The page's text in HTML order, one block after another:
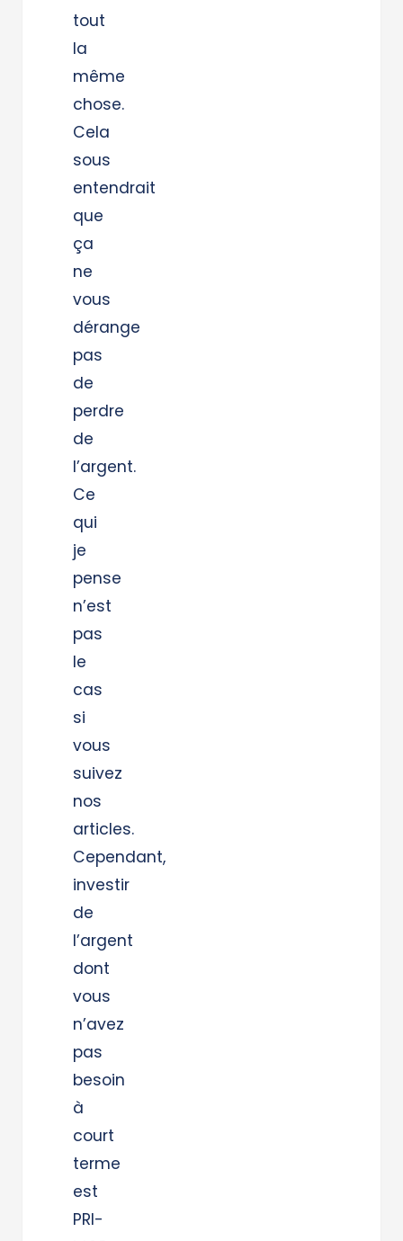
tout
la
même
chose.
Cela
sous
entendrait
que
ça
ne
vous
dérange
pas
de
perdre
de
l’argent.
Ce
qui
je
pense
n’est
pas
le
cas
si
vous
suivez
nos
articles.
Cependant,
investir
de
l’argent
dont
vous
n’avez
pas
besoin
à
court
terme
est
PRI-